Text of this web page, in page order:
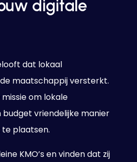
digitale
dat lokaal
maatschappij versterkt.
om lokale
vriendelijke manier
plaatsen.
KMO’s en vinden dat zij